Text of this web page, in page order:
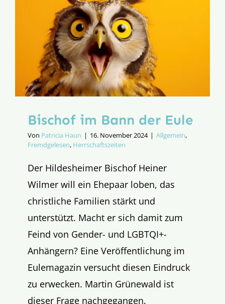
Bischof im Bann der Eule
Von Patricia Haun | 16. November 2024 | Allgemein,
Fremdgelesen, Herrschaftszeiten
Der Hildesheimer Bischof Heiner
Wilmer will ein Ehepaar loben, das
christliche Familien stärkt und
unterstützt. Macht er sich damit zum
Feind von Gender- und LGBTQI+-
Anhängern? Eine Veröffentlichung im
Eulemagazin versucht diesen Eindruck
zu erwecken. Martin Grünewald ist
dieser Frage nachgegangen.